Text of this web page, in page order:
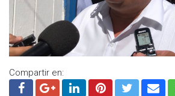
Facebook:
@cadenanoticiasmx|
@cadenanoticiasmx | TikTok:
Whatsapp:
@CadenaNoticias|
Compartir en: